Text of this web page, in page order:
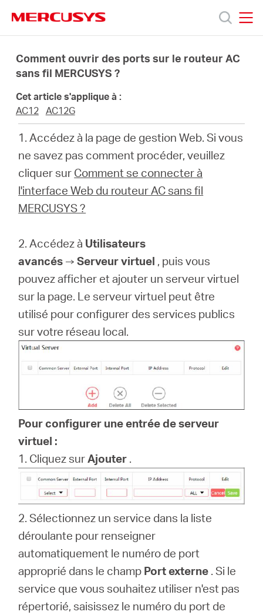
navigation
Produits
propos
Canada
Français
Comment ouvrir des ports sur le routeur AC
sans fil MERCUSYS ?
Cet article s'applique à :
AC12
AC12G
1. Accédez à la page de gestion Web.Si vous
ne savez pas comment procéder, veuillez
cliquer sur Comment se connecter à
l'interface Web du routeur AC sans fil
MERCUSYS ?
2. Accédez à Utilisateurs
avancés →Serveur virtuel , puis vous
pouvez afficher et ajouter un serveur virtuel
sur la page. Le serveur virtuel peut être
utilisé pour configurer des services publics
sur votre réseau local.
Pour configurer une entrée de serveur
virtuel :
1. Cliquez surAjouter .
2. Sélectionnez un service dans la liste
déroulante pour renseigner
automatiquement le numéro de port
approprié dans le champ Port externe .Si le
service que vous souhaitez utiliser n'est pas
répertorié, saisissez le numéro du port de